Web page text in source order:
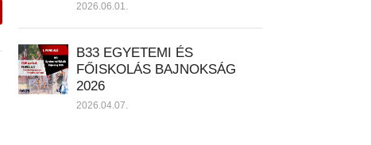
2026.06.01.
B33 EGYETEMI ÉS
FŐISKOLÁS BAJNOKSÁG
2026
2026.04.07.